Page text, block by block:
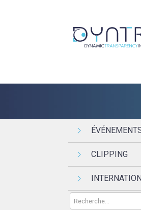
CLIPPING